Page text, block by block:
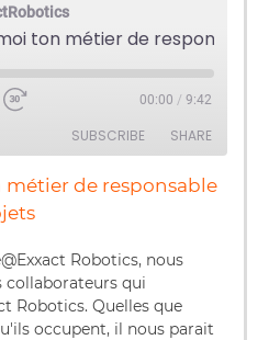
00:00 / 9:42
SUBSCRIBE SHARE
de responsable
Robotics, nous
collaborateurs qui
Robotics. Quelles que
occupent, il nous parait